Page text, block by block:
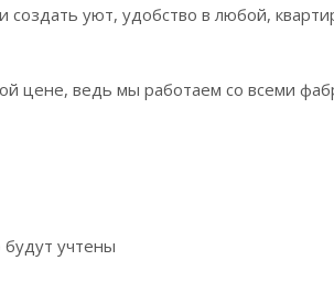
создать уют, удобство в любой,
цене, ведь мы работаем со всеми
будут учтены